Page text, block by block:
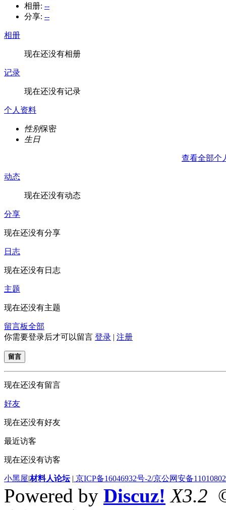
相册: --
分享: --
相册
现在还没有相册
记录
现在还没有记录
个人资料
性别保密
生日
查看全部个
动态
现在还没有动态
分享
现在还没有分享
日志
现在还没有日志
主题
现在还没有主题
留言板全部
你需要登录后才可以留言 登录 | 注册
留言
现在还没有留言
好友
现在还没有好友
最近访客
现在还没有访客
小黑屋|材料人论坛 | 京ICP备16046932号-2/京公网安备
Powered by Discuz! X3.2